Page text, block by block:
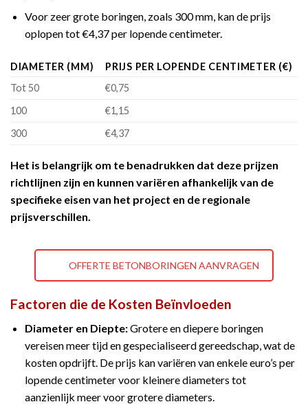
Voor zeer grote boringen, zoals 300 mm, kan de prijs
oplopen tot €4,37 per lopende centimeter​​.
DIAMETER (MM)
PRIJS PER LOPENDE CENTIMETER (€)
Tot 50
€0,75
100
€1,15
300
€4,37
Het is belangrijk om te benadrukken dat deze prijzen
richtlijnen zijn en kunnen variëren afhankelijk van de
specifieke eisen van het project en de regionale
prijsverschillen.
OFFERTE BETONBORINGEN AANVRAGEN
Factoren die de Kosten Beïnvloeden
Diameter en Diepte:Grotere en diepere boringen
vereisen meer tijd en gespecialiseerd gereedschap, wat de
kosten opdrijft. De prijs kan variëren van enkele euro’s per
lopende centimeter voor kleinere diameters tot
aanzienlijk meer voor grotere diameters​​.